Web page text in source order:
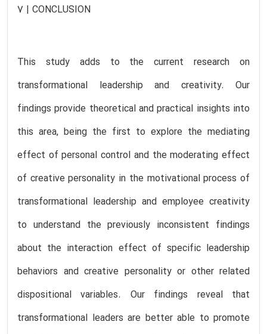
7 | CONCLUSION
This study adds to the current research on
transformational leadership and creativity. Our
findings provide theoretical and practical insights into
this area, being the first to explore the mediating
effect of personal control and the moderating effect
of creative personality in the motivational process of
transformational leadership and employee creativity
to understand the previously inconsistent findings
about the interaction effect of specific leadership
behaviors and creative personality or other related
dispositional variables. Our findings reveal that
transformational leaders are better able to promote